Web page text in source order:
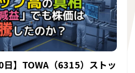
日】TOWA（6315）ストッ